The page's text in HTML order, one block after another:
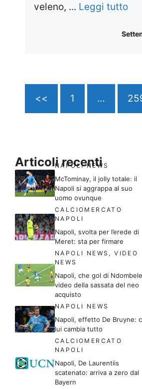
veleno, ... Leggi tutto
<< 1 …
Articoli recenti
NAPOLI NEWS
McTominay, il jolly totale: il
Napoli si aggrappa al suo
uomo ovunque
CALCIOMERCATO
NAPOLI
Napoli, svolta per l’erede di
Meret: sta per firmare
NAPOLI NEWS ,VIDEO
NEWS
Napoli, che gol di
video della sassata del neo
acquisto
NAPOLI NEWS
Napoli, effetto De Bruyne:
lui cambia tutto
CALCIOMERCATO
NAPOLI
Napoli, De Laurentiis
scatenato: arriva a zero dal
Bayern